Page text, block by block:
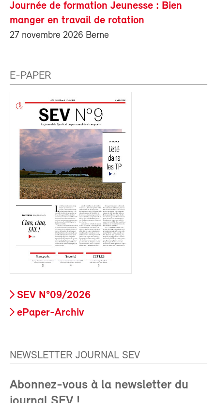
Journée de formation Jeunesse : Bien
manger en travail de rotation
27 novembre 2026 Berne
E-PAPER
SEV N°09/2026
ePaper-Archiv
NEWSLETTER JOURNAL SEV
Abonnez-vous à la newsletter du